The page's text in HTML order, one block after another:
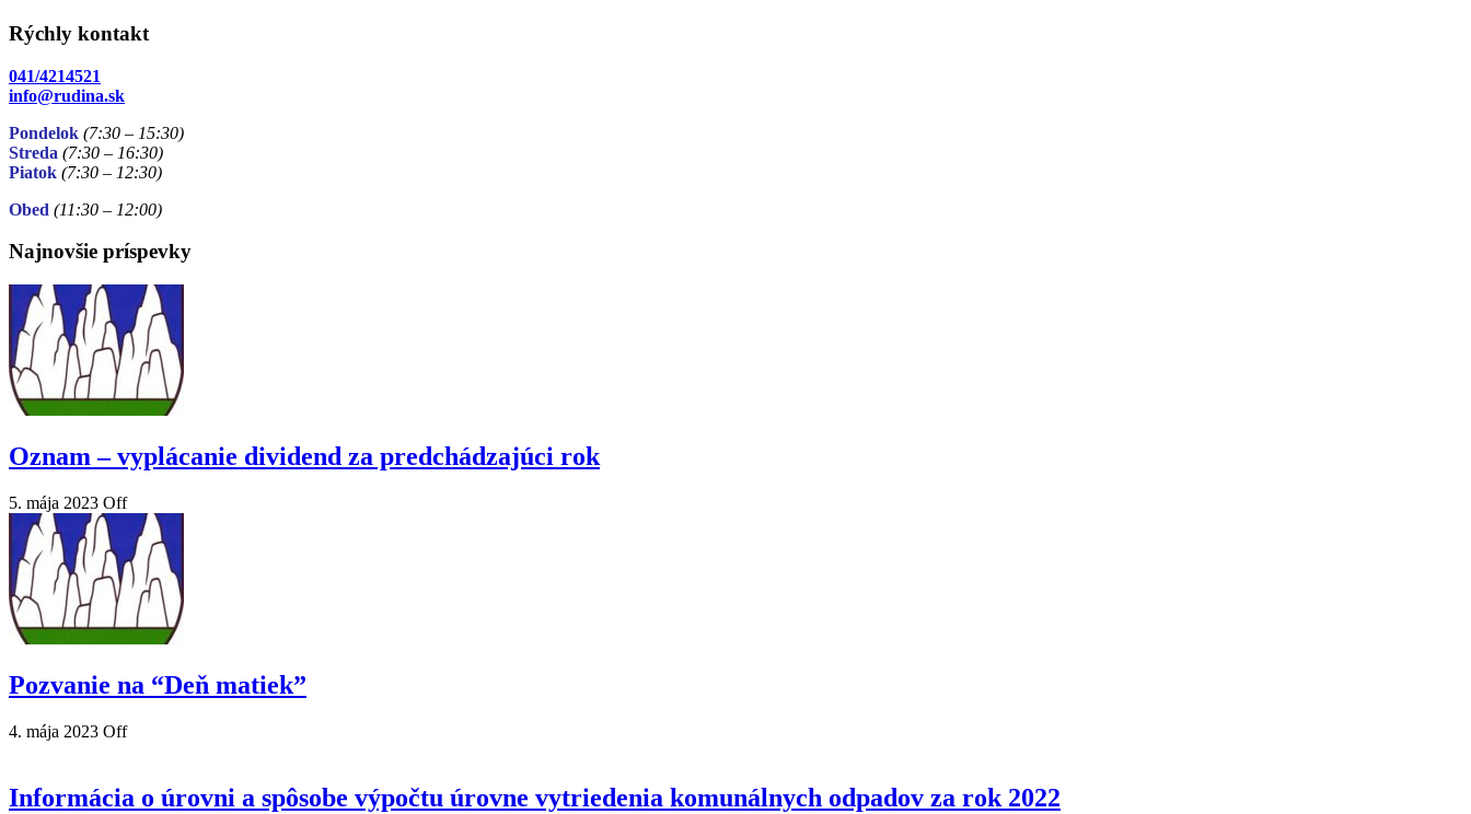
Rýchly kontakt
041/4214521
info@rudina.sk
Pondelok (7:30 – 15:30)
Streda (7:30 – 16:30)
Piatok (7:30 – 12:30)
Obed (11:30 – 12:00)
Najnovšie príspevky
Oznam – vyplácanie dividend za predchádzajúci rok
5. mája 2023 Off
Pozvanie na “Deň matiek”
4. mája 2023 Off
Informácia o úrovni a spôsobe výpočtu úrovne vytriedenia komunálnych odpadov za rok 2022